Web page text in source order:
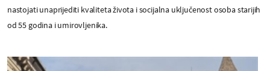
nastojati unaprijediti kvaliteta života i socijalna uključenost osoba starijih
od 55 godina i umirovljenika.